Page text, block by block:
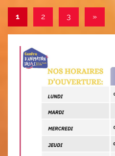
Pagination
des
publications
1 2 3
Articles
»